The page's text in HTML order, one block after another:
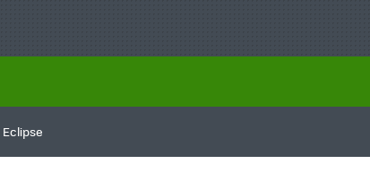
Eclipse